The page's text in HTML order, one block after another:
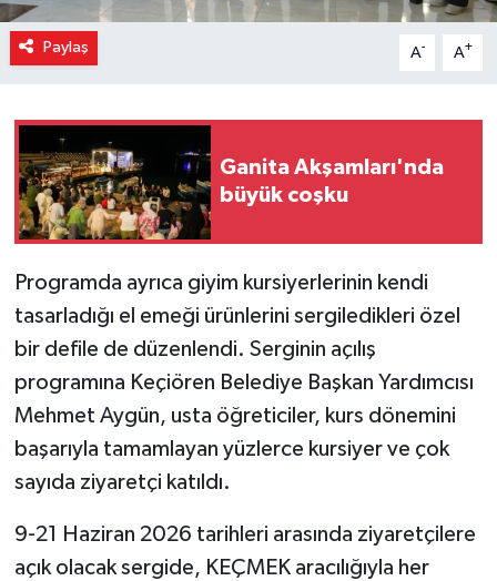
Paylaş A- A+
Ganita Akşamları'nda
büyük coşku
Programda ayrıca giyim kursiyerlerinin kendi
tasarladığı el emeği ürünlerini sergiledikleri özel
bir defile de düzenlendi. Serginin açılış
programına Keçiören Belediye Başkan Yardımcısı
Mehmet Aygün, usta öğreticiler, kurs dönemini
başarıyla tamamlayan yüzlerce kursiyer ve çok
sayıda ziyaretçi katıldı.
9-21 Haziran 2026 tarihleri arasında ziyaretçilere
açık olacak sergide, KEÇMEK aracılığıyla her